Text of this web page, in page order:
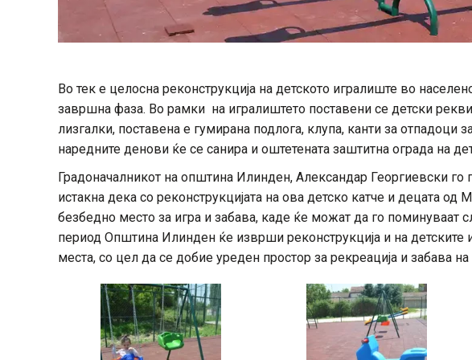
Во тек е целосна реконструкција на детското игралиште во
завршна фаза. Во рамки на игралиштето поставени се детски
лизгалки, поставена е гумирана подлога, клупа, канти за отпадоци
наредните денови ќе се санира и оштетената заштитна ограда на
Градоначалникот на општина Илинден, Александар Георгиевски го
истакна дека со реконструкцијата на ова детско катче и децата од
безбедно место за игра и забава, каде ќе можат да го поминуваат
период Општина Илинден ќе изврши реконструкција и на детските
места, со цел да се добие уреден простор за рекреација и забава